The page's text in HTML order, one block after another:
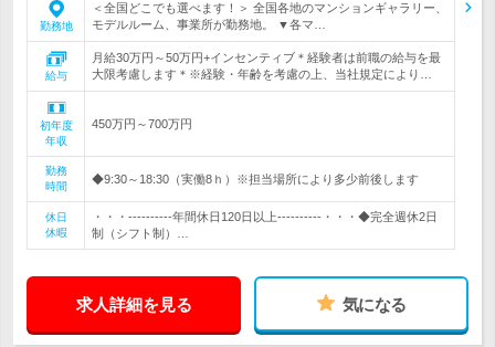
勤務地
＜全国どこでも選べます！＞ 全国各地のマンションギャラリー、
モデルルーム、事業所が勤務地。 ▼各マ…
給与
月給30万円～50万円+インセンティブ＊経験者は前職の給与を最
大限考慮します＊※経験・年齢を考慮の上、当社規定により…
初年度
年収
450万円～700万円
勤務
時間
◆9:30～18:30（実働8ｈ）※担当場所により多少前後します
休日
休暇
・・・----------年間休日120日以上----------・・・◆完全週休2日
制（シフト制）…
求人詳細を見る 気になる